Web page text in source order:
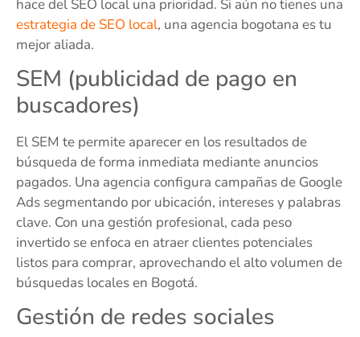
hace del SEO local una prioridad. Si aún no tienes una
estrategia de SEO local, una agencia bogotana es tu
mejor aliada.
SEM (publicidad de pago en
buscadores)
El SEM te permite aparecer en los resultados de
búsqueda de forma inmediata mediante anuncios
pagados. Una agencia configura campañas de Google
Ads segmentando por ubicación, intereses y palabras
clave. Con una gestión profesional, cada peso
invertido se enfoca en atraer clientes potenciales
listos para comprar, aprovechando el alto volumen de
búsquedas locales en Bogotá.
Gestión de redes sociales